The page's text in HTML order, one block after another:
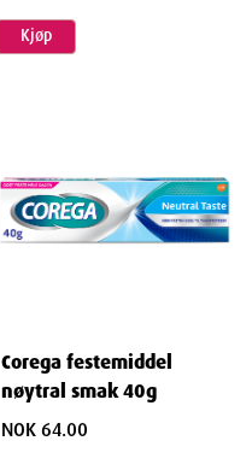
Kjøp
Corega festemiddel
nøytral smak 40g
NOK 64.00